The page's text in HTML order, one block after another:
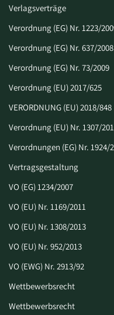
Verlagsverträge
Verordnung (EG) Nr. 1223/
Verordnung (EG) Nr. 637/2008
Verordnung (EG) Nr. 73/2009
Verordnung (EU) 2017/625
VERORDNUNG (EU) 2018/848
Verordnung (EU) Nr. 1307/
Verordnungen (EG) Nr. 1924/
Vertragsgestaltung
VO (EG) 1234/2007
VO (EU) Nr. 1169/2011
VO (EU) Nr. 1308/2013
VO (EU) Nr. 952/2013
VO (EWG) Nr. 2913/92
Wettbewerbsrecht
Wettbewerbsrecht